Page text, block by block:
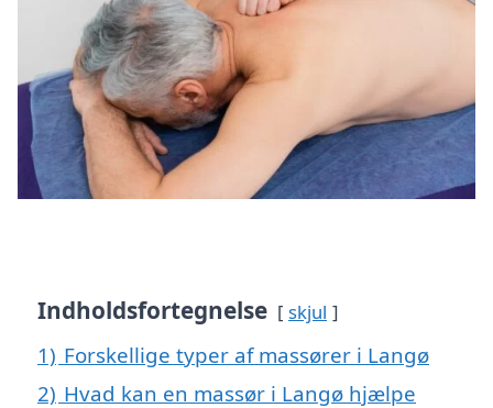
Indholdsfortegnelse skjul
1) Forskellige typer af massører i Langø
2) Hvad kan en massør i Langø hjælpe